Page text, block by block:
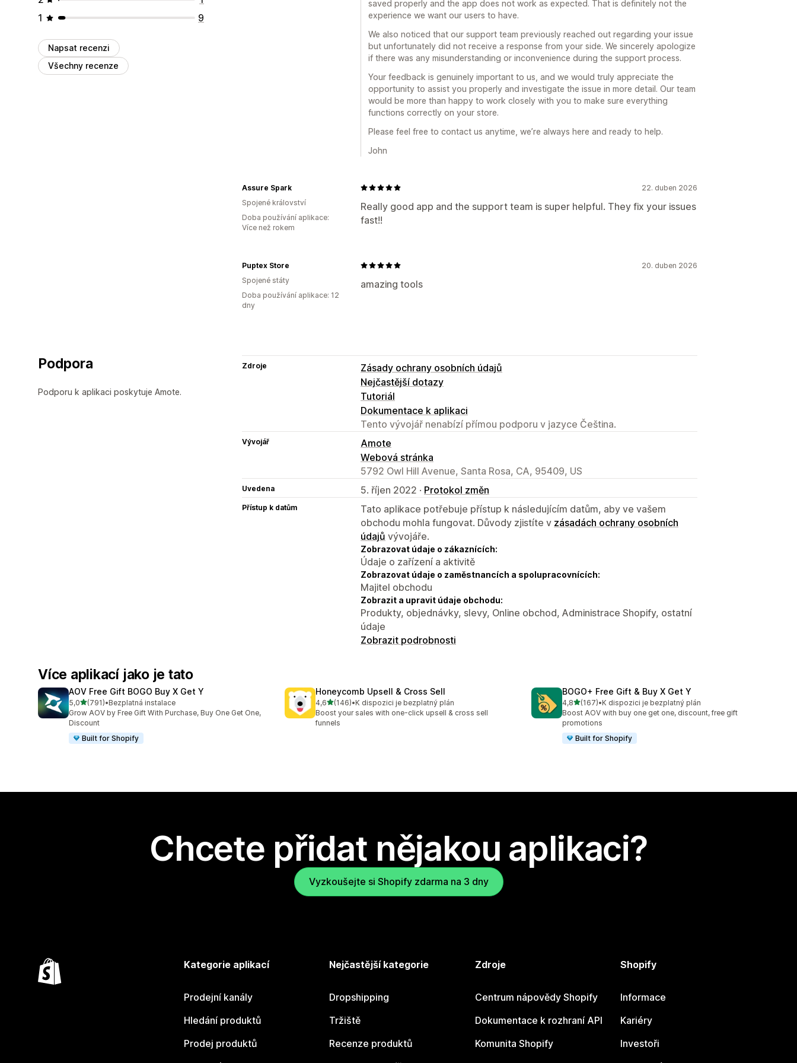
Geolokace Segmentace Označování štítky
Sledování
Analytika
A/​B testování Míry prokliku Konverzní poměry Výkonnost doporučení
Návrhy optimalizace
Výkonnost trychtýře
1
9
Napsat recenzi
Všechny recenze
saved properly and the app does not work as expected. That is definitely not the
experience we want our users to have.
We also noticed that our support team previously reached out regarding your issue
but unfortunately did not receive a response from your side. We sincerely apologize
if there was any misunderstanding or inconvenience during the support process.
Your feedback is genuinely important to us, and we would truly appreciate the
opportunity to assist you properly and investigate the issue in more detail. Our team
would be more than happy to work closely with you to make sure everything
functions correctly on your store.
Please feel free to contact us anytime, we’re always here and ready to help.
John
22. duben 2026
Really good app and the support team is super helpful. They fix your issues
fast!!
Assure Spark
Spojené království
Doba používání aplikace:
Více než rokem
20. duben 2026
amazing tools
Puptex Store
Spojené státy
Doba používání aplikace: 12
dny
Podpora
Podporu k aplikaci poskytuje Amote.
Zdroje
Zásady ochrany osobních údajů
Nejčastější dotazy
Tutoriál
Dokumentace k aplikaci
Tento vývojář nenabízí přímou podporu v jazyce Čeština.
Vývojář
Amote
Webová stránka
5792 Owl Hill Avenue, Santa Rosa, CA, 95409, US
Uvedena 5. říjen 2022 · Protokol změn
Přístup k datům
Tato aplikace potřebuje přístup k následujícím datům, aby ve vašem
obchodu mohla fungovat. Důvody zjistíte v zásadách ochrany osobních
údajů vývojáře.
Zobrazovat údaje o zákaznících:
Údaje o zařízení a aktivitě
Zobrazovat údaje o zaměstnancích a spolupracovnících:
Majitel obchodu
Zobrazit a upravit údaje obchodu:
Produkty, objednávky, slevy, Online obchod, Administrace Shopify, ostatní
údaje
Zobrazit podrobnosti
Více aplikací jako je tato
AOV Free Gift BOGO Buy X Get Y
5,0z 5 hvězd
(791)
Celkový počet recenzí: 791
•Bezplatná instalace
Grow AOV by Free Gift With Purchase, Buy One Get One,
Discount
Built for Shopify
Honeycomb Upsell & Cross Sell
4,6z 5 hvězd
(146)
Celkový počet recenzí: 146
•K dispozici je bezplatný plán
Boost your sales with one-click upsell & cross sell
funnels
BOGO+ Free Gift & Buy X Get Y
4,8z 5 hvězd
(167)
Celkový počet recenzí: 167
•K dispozici je bezplatný plán
Boost AOV with buy one get one, discount, free gift
promotions
Built for Shopify
Chcete přidat nějakou aplikaci?
Vyzkoušejte si Shopify zdarma na 3 dny
Kategorie aplikací
Prodejní kanály
Hledání produktů
Prodej produktů
Nejčastější kategorie
Dropshipping
Tržiště
Recenze produktů
Zdroje
Centrum nápovědy Shopify
Dokumentace k rozhraní API
Komunita Shopify
Shopify
Informace
Kariéry
Investoři